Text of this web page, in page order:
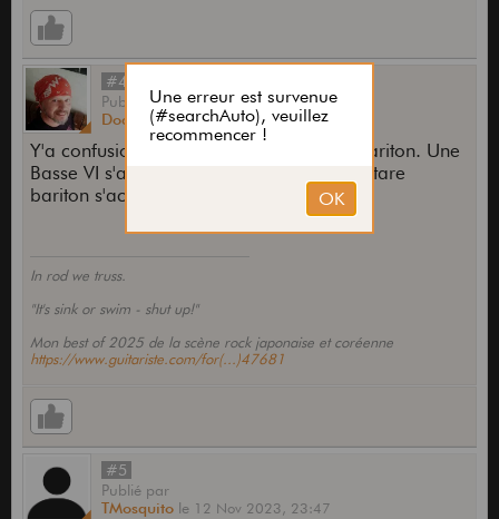
#4
Publié
par
Doc Loco le12 Nov 2023,23:10
Y'a confusion. La Bass VI n'est PAS une bariton. Une
Basse VI s'accorde en Mi alors qu'une guitare
bariton s'accorde en Si ou La.
In rod we truss.
"It's sink or swim - shut up!"
Mon best of 2025 de la scène rock japonaise et coréenne
https://www.guitariste.com/for(...)47681
#5
Publié par
TMosquito le 12 Nov 2023, 23:47